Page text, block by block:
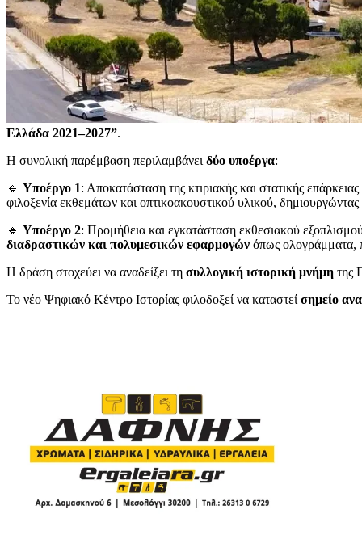
Ελλάδα 2021–2027”.
Η συνολική παρέμβαση περιλαμβάνει δύο υποέργα:
🔹 Υποέργο 1: Αποκατάσταση της κτιριακής και στατικής
φιλοξενία εκθεμάτων και οπτικοακουστικού υλικού,
🔹 Υποέργο 2: Προμήθεια και εγκατάσταση εκθεσιακού
διαδραστικών και πολυμεσικών εφαρμογών όπως ολογράμματα,
Η δράση στοχεύει να αναδείξει τη συλλογική ιστορική μνήμη της
Το νέο Ψηφιακό Κέντρο Ιστορίας φιλοδοξεί να καταστεί σημείο